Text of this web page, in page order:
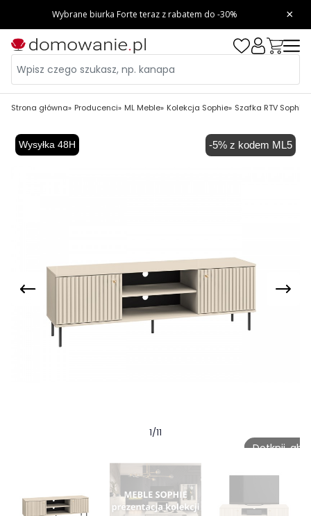
Strona główna Producenci ML Meble Kolekcja Sophie Szafka RTV Sophie
-5% z kodem ML5
Wysyłka 48H
Dotknij,
1/11